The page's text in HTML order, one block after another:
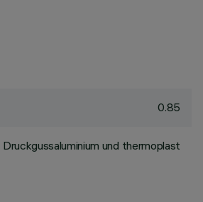
0.85
Druckgussaluminium und thermoplast